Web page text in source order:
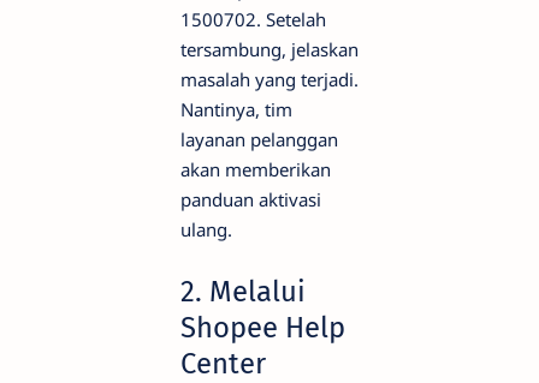
1500702. Setelah
tersambung, jelaskan
masalah yang terjadi.
Nantinya, tim
layanan pelanggan
akan memberikan
panduan aktivasi
ulang.
2. Melalui
Shopee Help
Center